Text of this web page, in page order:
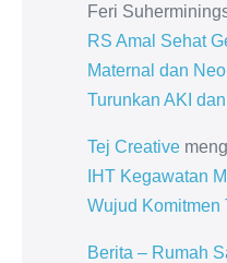
Feri
RS Amal Sehat
Maternal dan
Turunkan AKI
Tej Creative
IHT Kegawatan
Wujud Komitmen
Berita – Rumah